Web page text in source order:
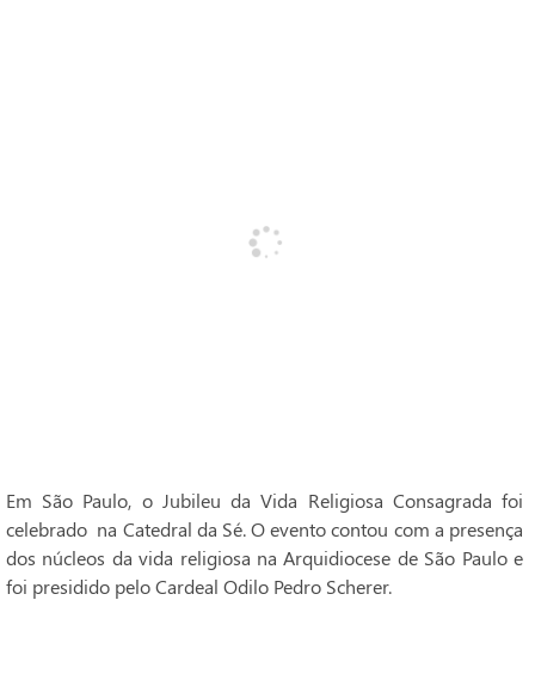
Em São Paulo, o Jubileu da Vida Religiosa Consagrada foi
celebrado na Catedral da Sé. O evento contou com a presença
dos núcleos da vida religiosa na Arquidiocese de São Paulo e
foi presidido pelo Cardeal Odilo Pedro Scherer.